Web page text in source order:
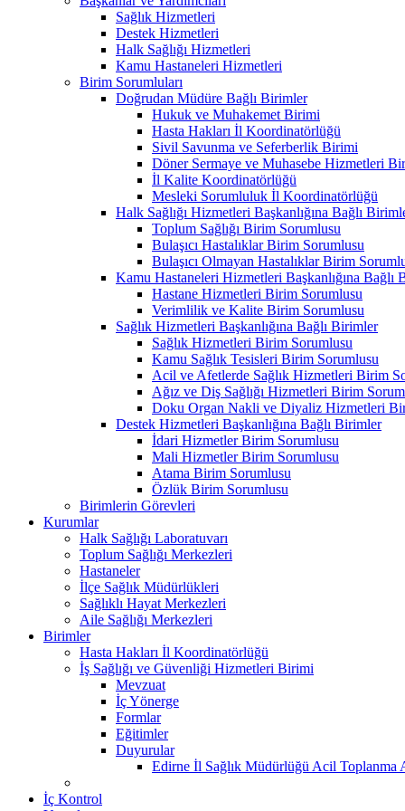
Sağlık Hizmetleri
Destek Hizmetleri
Halk Sağlığı Hizmetleri
Kamu Hastaneleri Hizmetleri
Birim Sorumluları
Doğrudan Müdüre Bağlı Birimler
Hukuk ve Muhakemet Birimi
Hasta Hakları İl Koordinatörlüğü
Sivil Savunma ve Seferberlik Birimi
Döner Sermaye ve Muhasebe Hizmetleri
İl Kalite Koordinatörlüğü
Mesleki Sorumluluk İl Koordinatörlüğü
Halk Sağlığı Hizmetleri Başkanlığına Bağlı
Toplum Sağlığı Birim Sorumlusu
Bulaşıcı Hastalıklar Birim Sorumlusu
Bulaşıcı Olmayan Hastalıklar Birim
Kamu Hastaneleri Hizmetleri Başkanlığına Bağlı
Hastane Hizmetleri Birim Sorumlusu
Verimlilik ve Kalite Birim Sorumlusu
Sağlık Hizmetleri Başkanlığına Bağlı Birimler
Sağlık Hizmetleri Birim Sorumlusu
Kamu Sağlık Tesisleri Birim Sorumlusu
Acil ve Afetlerde Sağlık Hizmetleri Birim
Ağız ve Diş Sağlığı Hizmetleri Birim
Doku Organ Nakli ve Diyaliz Hizmetleri
Destek Hizmetleri Başkanlığına Bağlı Birimler
İdari Hizmetler Birim Sorumlusu
Mali Hizmetler Birim Sorumlusu
Atama Birim Sorumlusu
Özlük Birim Sorumlusu
Birimlerin Görevleri
Kurumlar
Halk Sağlığı Laboratuvarı
Toplum Sağlığı Merkezleri
Hastaneler
İlçe Sağlık Müdürlükleri
Sağlıklı Hayat Merkezleri
Aile Sağlığı Merkezleri
Birimler
Hasta Hakları İl Koordinatörlüğü
İş Sağlığı ve Güvenliği Hizmetleri Birimi
Mevzuat
İç Yönerge
Formlar
Eğitimler
Duyurular
Edirne İl Sağlık Müdürlüğü Acil Toplanma
İç Kontrol